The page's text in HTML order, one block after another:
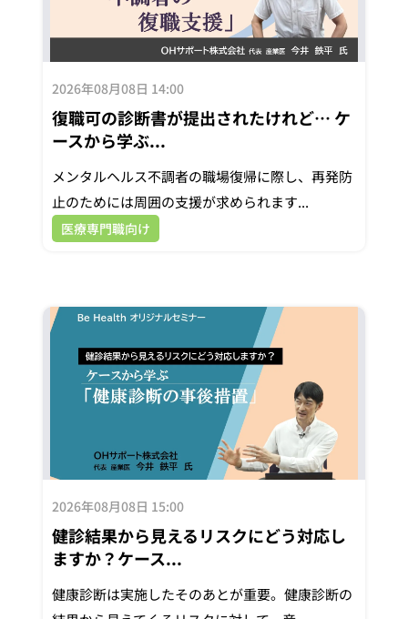
2026年08月08日 14:00
復職可の診断書が提出されたけれど… ケ
ースから学ぶ...
メンタルヘルス不調者の職場復帰に際し、再発防
止のためには周囲の支援が求められます...
医療専門職向け
2026年08月08日 15:00
健診結果から見えるリスクにどう対応し
ますか？ケース...
健康診断は実施したそのあとが重要。健康診断の